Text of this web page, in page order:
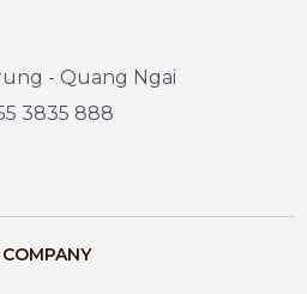
- Quang Ngai
3835 888